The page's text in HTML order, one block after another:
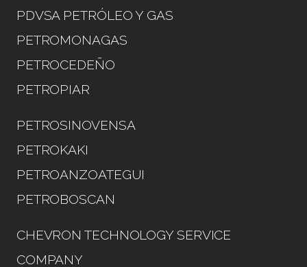
PDVSA PETRÓLEO Y GAS
PETROMONAGAS
PETROCEDEÑO
PETROPIAR
PETROSINOVENSA
PETROKAKI
PETROANZOATEGUI
PETROBOSCAN
CHEVRON TECHNOLOGY SERVICE
COMPANY